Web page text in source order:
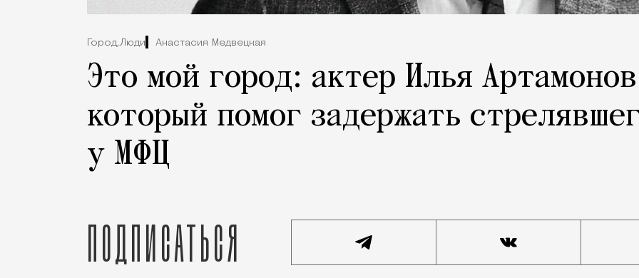
Город,Люди Анастасия Медвецкая
Это мой город: актер Илья
который помог задержать
у МФЦ
Подписаться